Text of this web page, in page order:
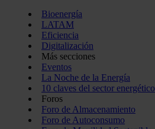
Bioenergía
LATAM
Eficiencia
Digitalización
Más secciones
Eventos
La Noche de la Energía
10 claves del sector energético
Foros
Foro de Almacenamiento
Foro de Autoconsumo